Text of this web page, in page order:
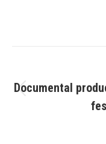
navigation
Documental